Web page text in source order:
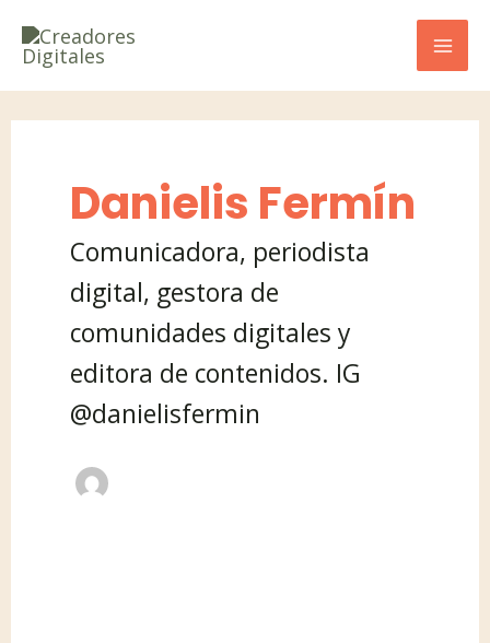
contenido
Danielis Fermín
Comunicadora, periodista
digital, gestora de
comunidades digitales y
editora de contenidos. IG
@danielisfermin